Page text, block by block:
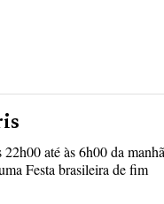
até às 6h00 da
Festa brasileira de fim